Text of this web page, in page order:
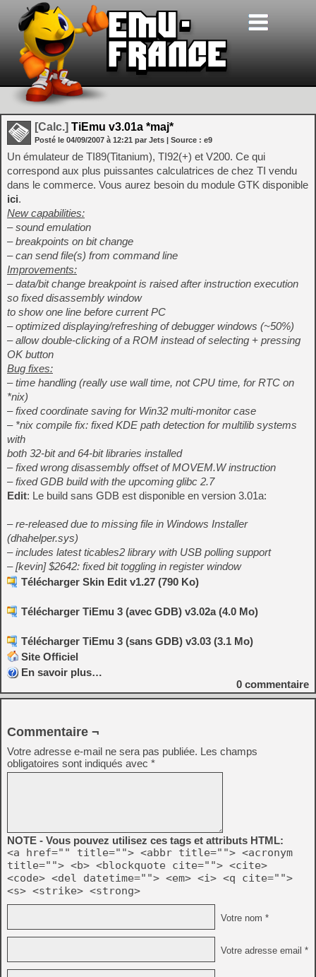
[Calc.] TiEmu v3.01a *maj*
Posté le 04/09/2007 à 12:21 par Jets | Source : e9
Un émulateur de TI89(Titanium), TI92(+) et V200. Ce qui
correspond aux plus puissantes calculatrices de chez TI vendu
dans le commerce. Vous aurez besoin du module GTK disponible
ici.
New capabilities:
– sound emulation
– breakpoints on bit change
– can send file(s) from command line
Improvements:
– data/bit change breakpoint is raised after instruction execution
so fixed disassembly window
to show one line before current PC
– optimized displaying/refreshing of debugger windows (~50%)
– allow double-clicking of a ROM instead of selecting + pressing
OK button
Bug fixes:
– time handling (really use wall time, not CPU time, for RTC on
*nix)
– fixed coordinate saving for Win32 multi-monitor case
– *nix compile fix: fixed KDE path detection for multilib systems
with
both 32-bit and 64-bit libraries installed
– fixed wrong disassembly offset of MOVEM.W instruction
– fixed GDB build with the upcoming glibc 2.7
Edit: Le build sans GDB est disponible en version 3.01a:
– re-released due to missing file in Windows Installer
(dhahelper.sys)
– includes latest ticables2 library with USB polling support
– [kevin] $2642: fixed bit toggling in register window
Télécharger Skin Edit v1.27 (790 Ko)
Télécharger TiEmu 3 (avec GDB) v3.02a (4.0 Mo)
Télécharger TiEmu 3 (sans GDB) v3.03 (3.1 Mo)
Site Officiel
En savoir plus…
0 commentaire
Commentaire ¬
Votre adresse e-mail ne sera pas publiée. Les champs
obligatoires sont indiqués avec *
NOTE - Vous pouvez utilisez ces tags et attributs HTML:
<a href="" title=""> <abbr title=""> <acronym
title=""> <b> <blockquote cite=""> <cite>
<code> <del datetime=""> <em> <i> <q cite="">
<s> <strike> <strong>
Votre nom *
Votre adresse email *